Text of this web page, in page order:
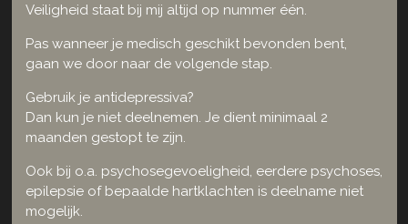
Veiligheid staat bij mij altijd op nummer één.
Pas wanneer je medisch geschikt bevonden bent,
gaan we door naar de volgende stap.
Gebruik je antidepressiva?
Dan kun je niet deelnemen. Je dient minimaal 2
maanden gestopt te zijn.
Ook bij o.a. psychosegevoeligheid, eerdere psychoses,
epilepsie of bepaalde hartklachten is deelname niet
mogelijk.